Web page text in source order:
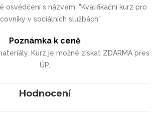
osvědčení s názvem: "Kvalifikační kurz pro
v sociálních službách"
Poznámka k ceně
Kurz je možné získat ZDARMA přes
ÚP.
Hodnocení